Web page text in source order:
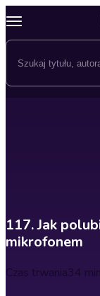
117. Jak
mikrofonem
Czas trwania34